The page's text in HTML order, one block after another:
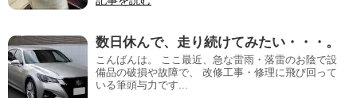
数日休んで、走り続けてみたい・・・。
こんばんは。 ここ最近、急な雷雨・落雷のお陰で設
備品の破損や故障で、 改修工事・修理に飛び回って
いる筆頭与力です...